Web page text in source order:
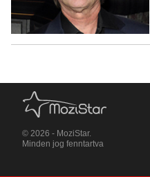
© 2026 - MoziStar.
Minden jog fenntartva